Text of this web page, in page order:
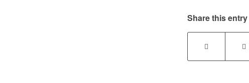
Share this entry